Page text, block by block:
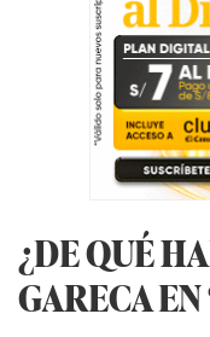
¿DE QUÉ
GARECA